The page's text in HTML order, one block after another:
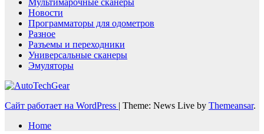
Мультимарочные сканеры
Новости
Программаторы для одометров
Разное
Разъемы и переходники
Универсальные сканеры
Эмуляторы
Сайт работает на WordPress Theme: News Live by Themeansar.
Home